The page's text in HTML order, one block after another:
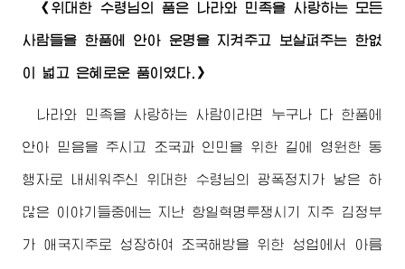
《위대한 수령님의 품은 나라와 민족을 사랑하는 모든
사람들을 한품에 안아 운명을 지켜주고 보살펴주는 한없
이 넓고 은혜로운 품이였다.》
나라와 민족을 사랑하는 사람이라면 누구나 다 한품에
안아 믿음을 주시고 조국과 인민을 위한 길에 영원한 동
행자로 내세워주신 위대한 수령님 의 광폭정치가 낳은 하
많은 이야기들중에는 지난 항일혁명투쟁시기 지주 김정부
가 애국지주로 성장하여 조국해방을 위한 성업에서 아름